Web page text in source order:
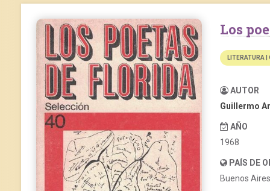
Los
LITERATURA |
AUTOR
Guillermo
AÑO
1968
PAÍS DE
Buenos